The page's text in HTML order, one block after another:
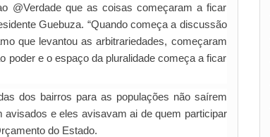
@Verdade que as coisas começaram a ficar
Guebuza. “Quando começa a discussão
que levantou as arbitrariedades, começaram
poder e o espaço da pluralidade começa a ficar
dos bairros para as populações não saírem
e eles avisavam ai de quem participar
do Estado.